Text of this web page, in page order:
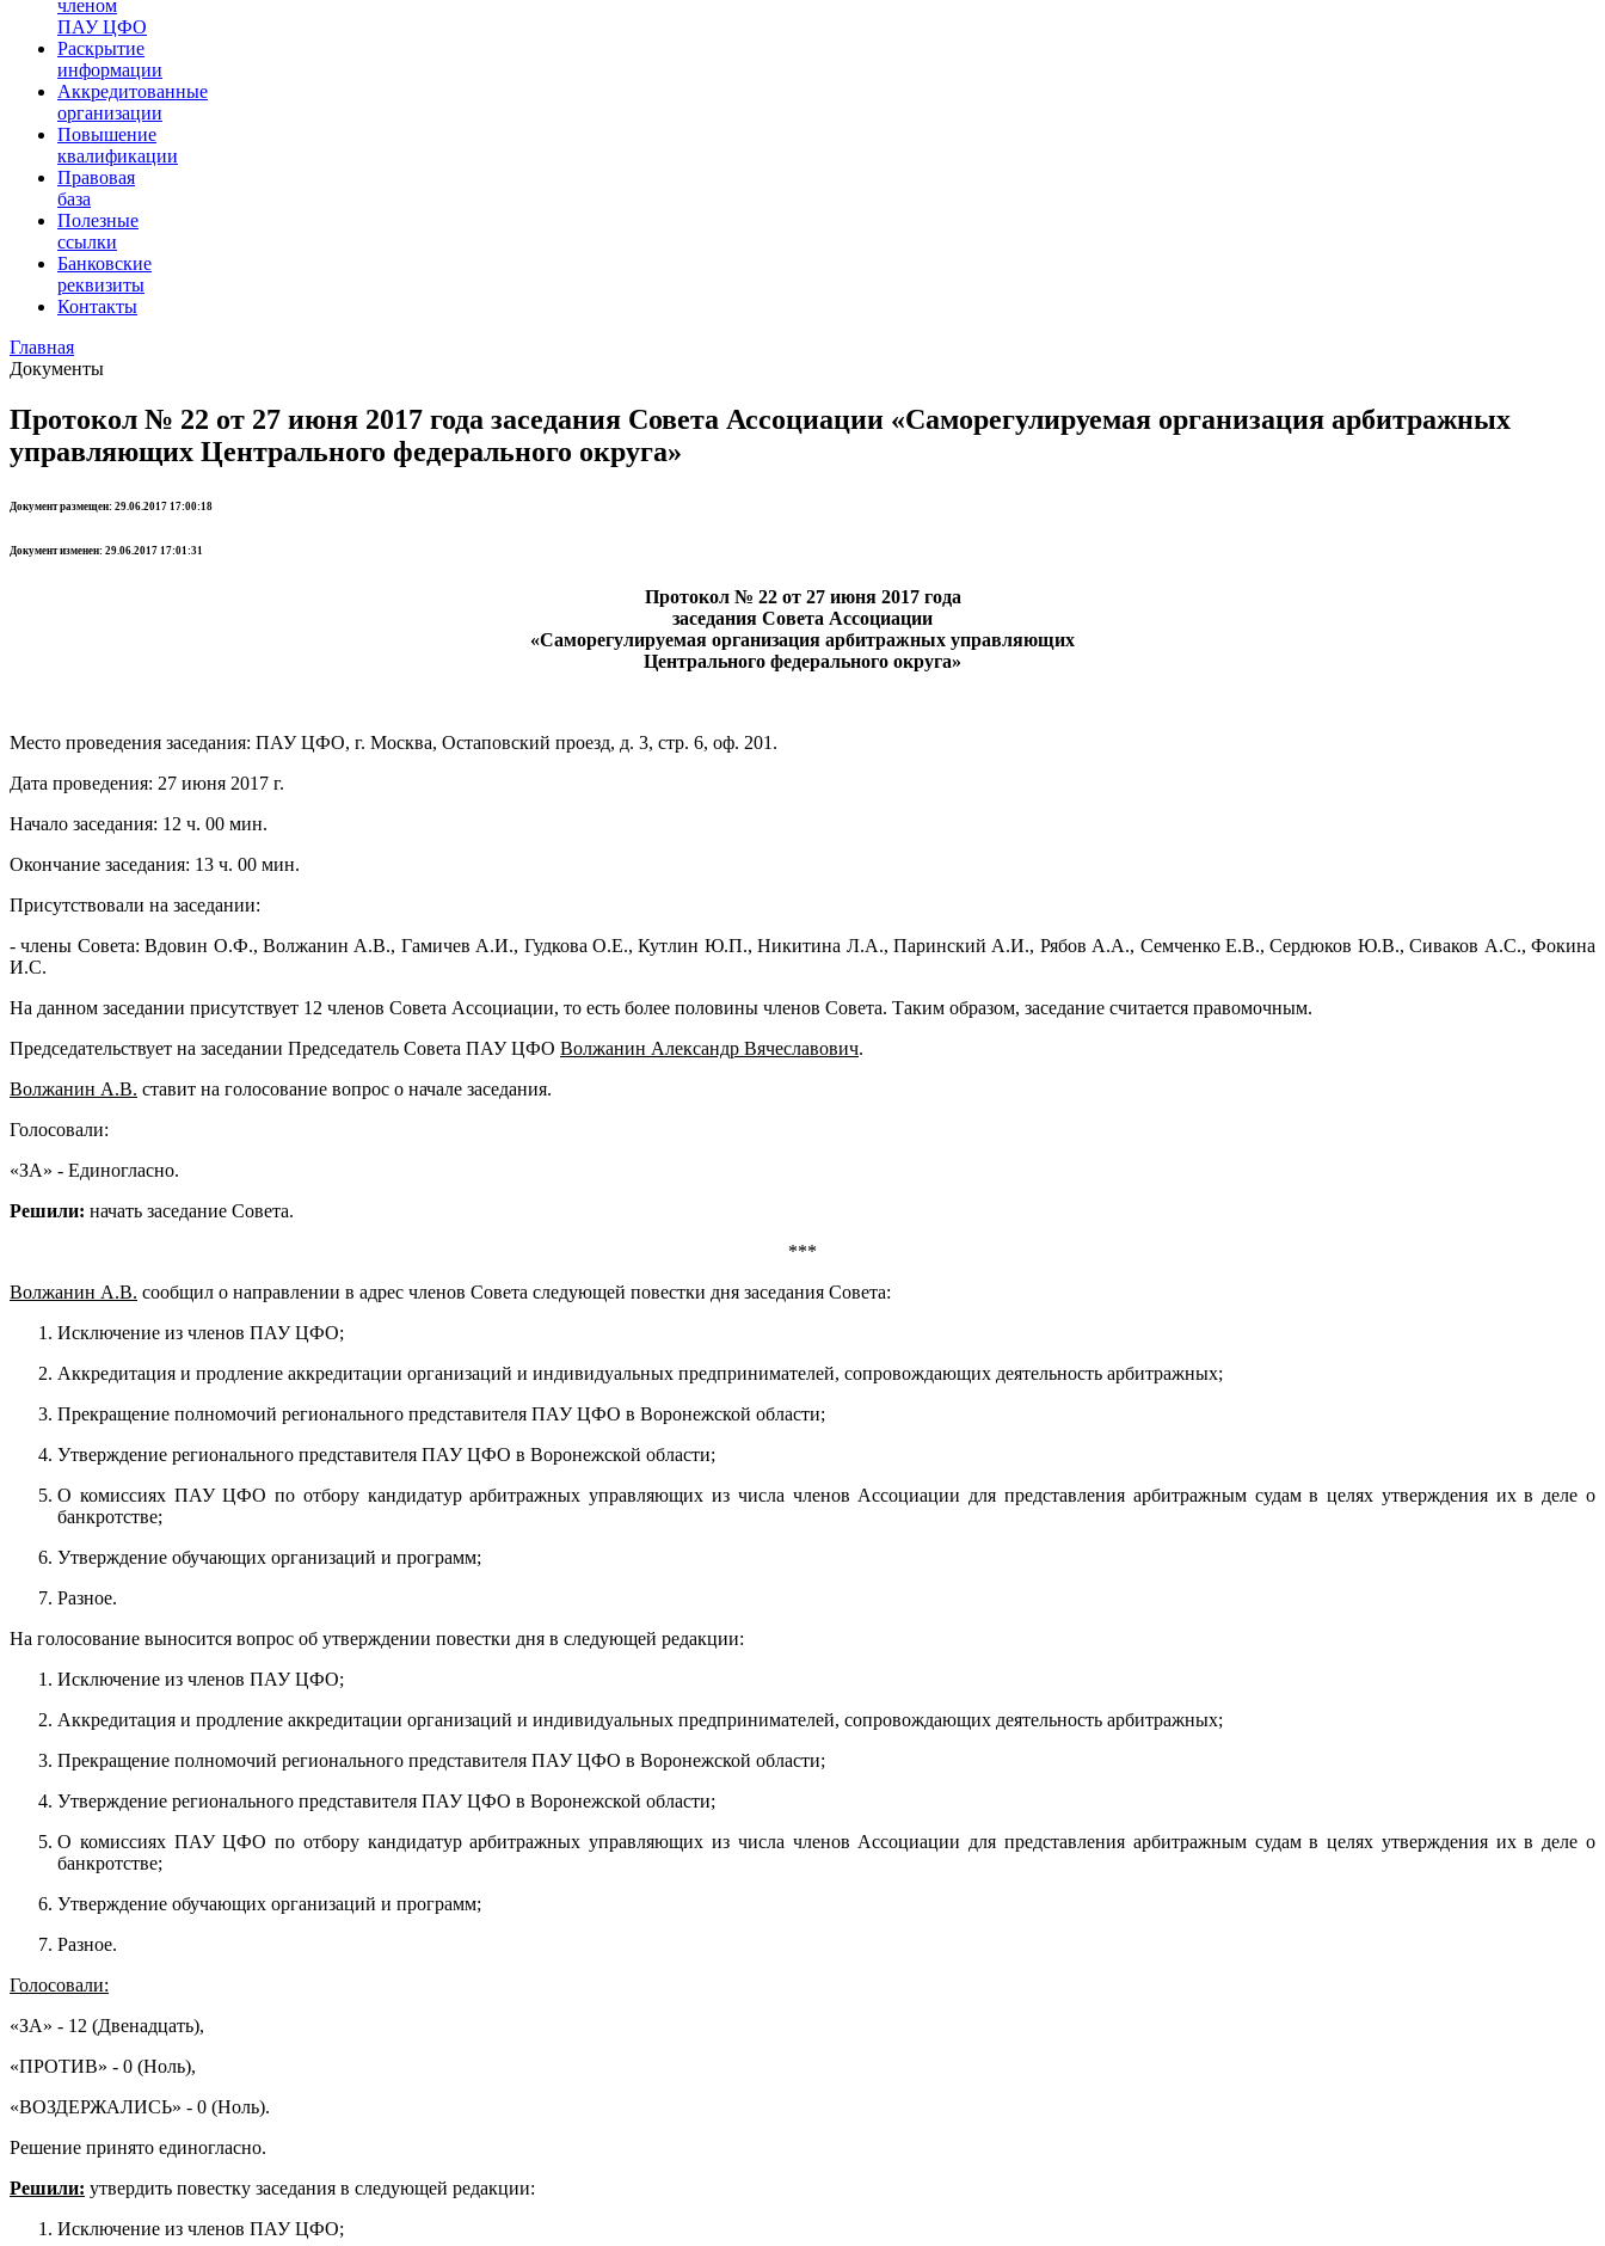
членом
ПАУ ЦФО
Раскрытие
информации
Аккредитованные
организации
Повышение
квалификации
Правовая
база
Полезные
ссылки
Банковские
реквизиты
Контакты
Главная
Документы
Протокол № 22 от 27 июня 2017 года заседания Совета Ассоциации «Саморегулируемая организация арбитражных
управляющих Центрального федерального округа»
Документ размещен: 29.06.2017 17:00:18
Документ изменен: 29.06.2017 17:01:31
Протокол № 22 от 27 июня 2017 года
заседания Совета Ассоциации
«Саморегулируемая организация арбитражных управляющих
Центрального федерального округа»
Место проведения заседания: ПАУ ЦФО, г. Москва, Остаповский проезд, д. 3, стр. 6, оф. 201.
Дата проведения: 27 июня 2017 г.
Начало заседания: 12 ч. 00 мин.
Окончание заседания: 13 ч. 00 мин.
Присутствовали на заседании:
- члены Совета: Вдовин О.Ф., Волжанин А.В., Гамичев А.И., Гудкова О.Е., Кутлин Ю.П., Никитина Л.А., Паринский А.И., Рябов А.А., Семченко Е.В., Сердюков Ю.В., Сиваков А.С., Фокина
И.С.
На данном заседании присутствует 12 членов Совета Ассоциации, то есть более половины членов Совета. Таким образом, заседание считается правомочным.
Председательствует на заседании Председатель Совета ПАУ ЦФО Волжанин Александр Вячеславович.
Волжанин А.В. ставит на голосование вопрос о начале заседания.
Голосовали:
«ЗА» - Единогласно.
Решили: начать заседание Совета.
***
Волжанин А.В. сообщил о направлении в адрес членов Совета следующей повестки дня заседания Совета:
Исключение из членов ПАУ ЦФО;
Аккредитация и продление аккредитации организаций и индивидуальных предпринимателей, сопровождающих деятельность арбитражных;
Прекращение полномочий регионального представителя ПАУ ЦФО в Воронежской области;
Утверждение регионального представителя ПАУ ЦФО в Воронежской области;
О комиссиях ПАУ ЦФО по отбору кандидатур арбитражных управляющих из числа членов Ассоциации для представления арбитражным судам в целях утверждения их в деле о
банкротстве;
Утверждение обучающих организаций и программ;
Разное.
На голосование выносится вопрос об утверждении повестки дня в следующей редакции:
Исключение из членов ПАУ ЦФО;
Аккредитация и продление аккредитации организаций и индивидуальных предпринимателей, сопровождающих деятельность арбитражных;
Прекращение полномочий регионального представителя ПАУ ЦФО в Воронежской области;
Утверждение регионального представителя ПАУ ЦФО в Воронежской области;
О комиссиях ПАУ ЦФО по отбору кандидатур арбитражных управляющих из числа членов Ассоциации для представления арбитражным судам в целях утверждения их в деле о
банкротстве;
Утверждение обучающих организаций и программ;
Разное.
Голосовали:
«ЗА» - 12 (Двенадцать),
«ПРОТИВ» - 0 (Ноль),
«ВОЗДЕРЖАЛИСЬ» - 0 (Ноль).
Решение принято единогласно.
Решили: утвердить повестку заседания в следующей редакции:
Исключение из членов ПАУ ЦФО;